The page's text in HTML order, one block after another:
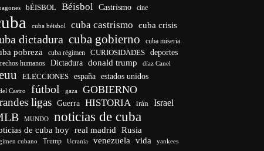
bÉISBOL Béisbol Castrismo cine
cuba béisbol cuba castrismo cuba crisis
dictadura cuba gobierno cuba miseria
pobreza cuba régimen CURIOSIDADES deportes
humanos Dictadura donald trump díaz Canel
ELECCIONES españa estados unidos
Castro fútbol gaza GOBIERNO
ligas Guerra HISTORIA irán Israel
MUNDO noticias de cuba
de cuba hoy real madrid Rusia
cubano Trump Ucrania venezuela vida yankees